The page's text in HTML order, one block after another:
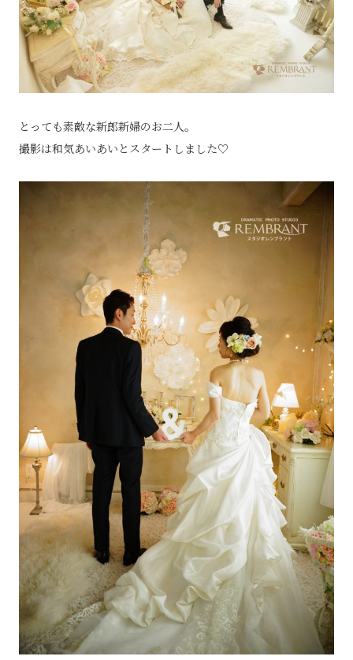
とっても素敵な新郎新婦のお二人。
撮影は和気あいあいとスタートしました♡